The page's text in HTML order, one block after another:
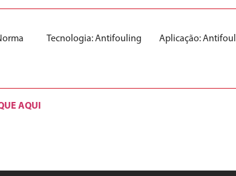
Tecnologia:Antifouling Aplicação:
AQUI